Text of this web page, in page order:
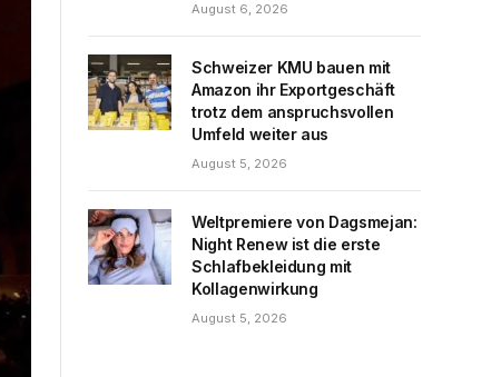
August 6, 2026
Schweizer KMU bauen mit
Amazon ihr Exportgeschäft
trotz dem anspruchsvollen
Umfeld weiter aus
August 5, 2026
Weltpremiere von Dagsmejan:
Night Renew ist die erste
Schlafbekleidung mit
Kollagenwirkung
August 5, 2026